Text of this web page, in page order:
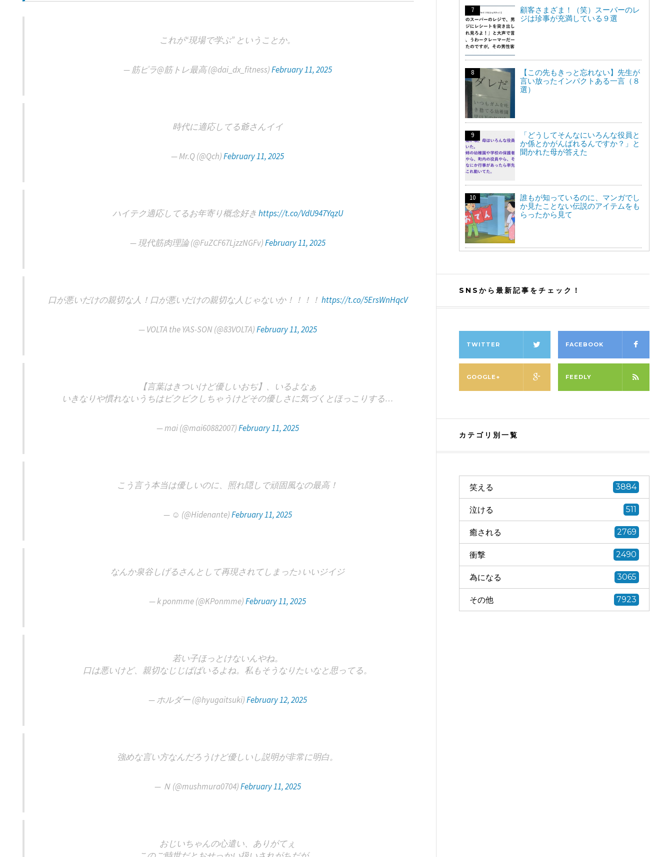
これが“現場で学ぶ” ということか。
— 筋ピラ@筋トレ最高 (@dai_dx_fitness)February 11, 2025
時代に適応してる爺さんイイ
— Mr.Q (@Qch)February 11, 2025
ハイテク適応してるお年寄り概念好き https://t.co/VdU947YqzU
— 現代筋肉理論 (@FuZCF67LjzzNGFv)February 11, 2025
口が悪いだけの親切な人！口が悪いだけの親切な人じゃないか！！！！ https://t.co/5ErsWnHqcV
— VOLTA the YAS-SON (@83VOLTA)February 11, 2025
【言葉はきついけど優しいおぢ】、いるよなぁ
いきなりや慣れないうちはビクビクしちゃうけどその優しさに気づくとほっこりする…
— mai (@mai60882007)February 11, 2025
こう言う本当は優しいのに、照れ隠しで頑固風なの最高！
— ☺️ (@Hidenante)February 11, 2025
なんか泉谷しげるさんとして再現されてしまった♪いいジイジ
— k ponmme (@KPonmme)February 11, 2025
若い子ほっとけないんやね。
口は悪いけど、親切なじじばばいるよね。私もそうなりたいなと思ってる。
— ホルダー (@hyugaitsuki)February 12, 2025
強めな言い方なんだろうけど優しいし説明が非常に明白。
— Ｎ (@mushmura0704)February 11, 2025
おじいちゃんの心遣い、ありがてぇ
顧客さまざま！（笑）スーパーのレ
ジは珍事が充満している９選
【この先もきっと忘れない】先生が
言い放ったインパクトある一言（８
選）
「どうしてそんなにいろんな役員と
か係とかがんばれるんですか？」と
聞かれた母が答えた
誰もが知っているのに、マンガでし
か見たことない伝説のアイテムをも
らったから見て
SNSから最新記事をチェック！
TWITTER FACEBOOK
GOOGLE+ FEEDLY
カテゴリ別一覧
笑える 3884
泣ける 511
癒される 2769
衝撃 2490
為になる 3065
その他 7923